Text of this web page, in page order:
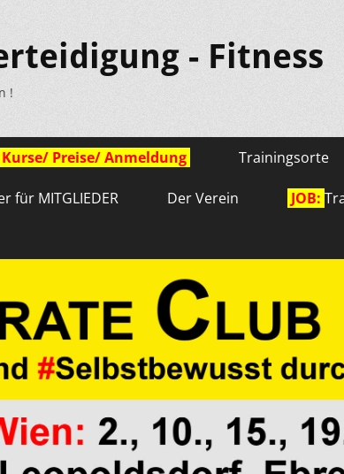
- Fitness
!
Kurse/ Preise/ Anmeldung Trainingsorte
für MITGLIEDER Der Verein JOB: